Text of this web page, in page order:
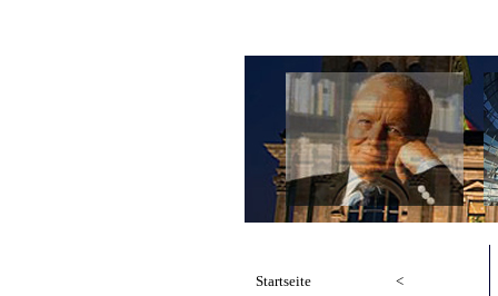
Startseite
<